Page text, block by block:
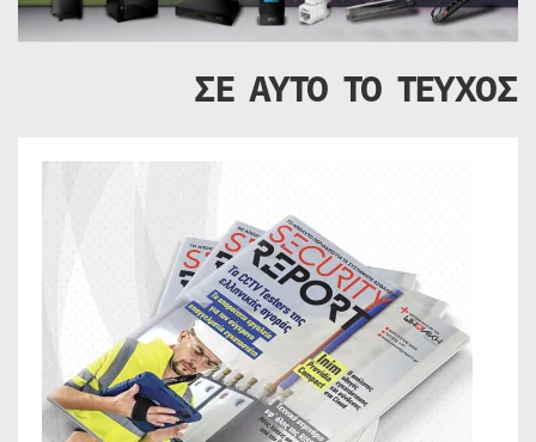
ΣΕ ΑΥΤΟ ΤΟ ΤΕΥΧΟΣ